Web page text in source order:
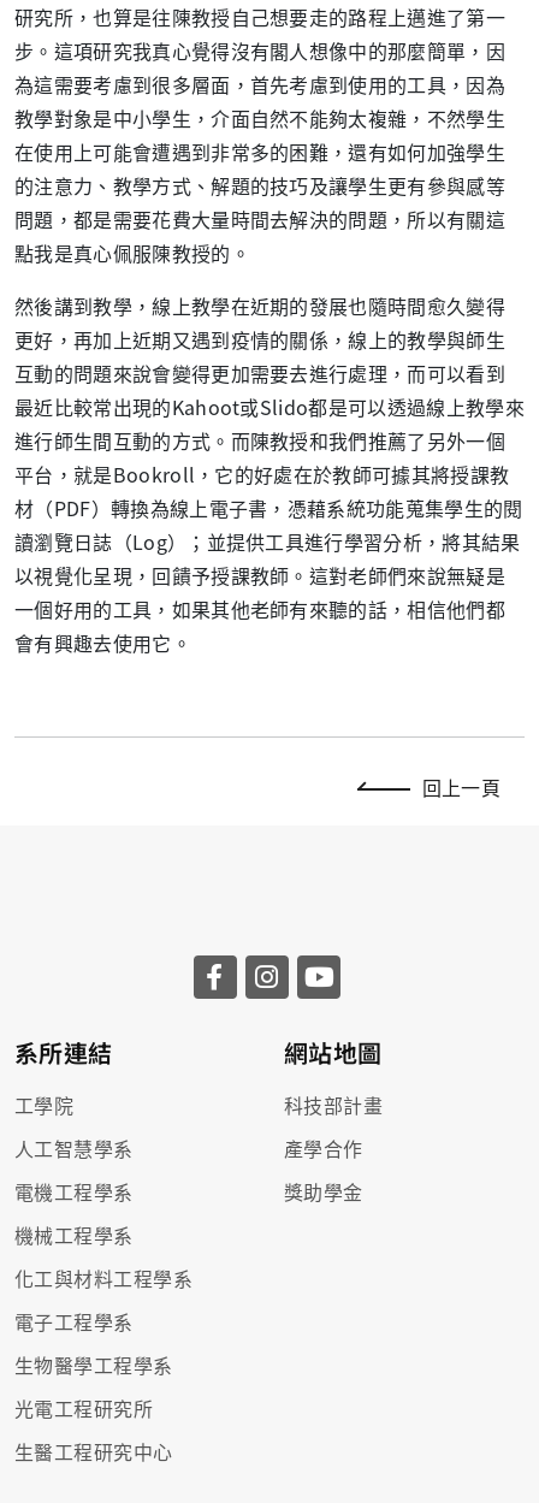
研究所，也算是往陳教授自己想要走的路程上邁進了第一
步。這項研究我真心覺得沒有閣人想像中的那麼簡單，因
為這需要考慮到很多層面，首先考慮到使用的工具，因為
教學對象是中小學生，介面自然不能夠太複雜，不然學生
在使用上可能會遭遇到非常多的困難，還有如何加強學生
的注意力、教學方式、解題的技巧及讓學生更有參與感等
問題，都是需要花費大量時間去解決的問題，所以有關這
點我是真心佩服陳教授的。
然後講到教學，線上教學在近期的發展也隨時間愈久變得
更好，再加上近期又遇到疫情的關係，線上的教學與師生
互動的問題來說會變得更加需要去進行處理，而可以看到
最近比較常出現的Kahoot或Slido都是可以透過線上教學來
進行師生間互動的方式。而陳教授和我們推薦了另外一個
平台，就是Bookroll，它的好處在於教師可據其將授課教
材（PDF）轉換為線上電子書，憑藉系統功能蒐集學生的閱
讀瀏覽日誌（Log）；並提供工具進行學習分析，將其結果
以視覺化呈現，回饋予授課教師。這對老師們來說無疑是
一個好用的工具，如果其他老師有來聽的話，相信他們都
會有興趣去使用它。
回上一頁
系所連結
工學院
人工智慧學系
電機工程學系
機械工程學系
化工與材料工程學系
電子工程學系
生物醫學工程學系
光電工程研究所
生醫工程研究中心
網站地圖
科技部計畫
產學合作
獎助學金